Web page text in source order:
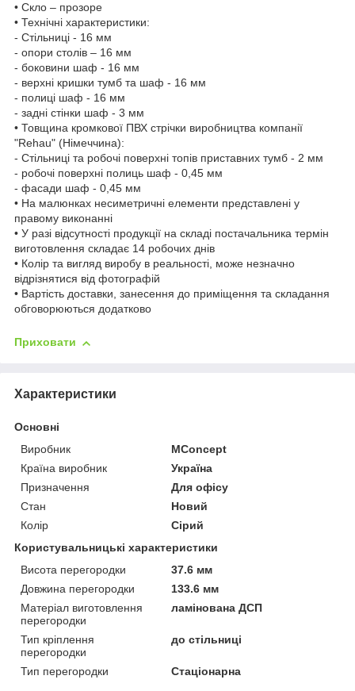
• Скло – прозоре
• Технічні характеристики:
- Стільниці - 16 мм
- опори столів – 16 мм
- боковини шаф - 16 мм
- верхні кришки тумб та шаф - 16 мм
- полиці шаф - 16 мм
- задні стінки шаф - 3 мм
• Товщина кромкової ПВХ стрічки виробництва компанії
"Rehau" (Німеччина):
- Стільниці та робочі поверхні топів приставних тумб - 2 мм
- робочі поверхні полиць шаф - 0,45 мм
- фасади шаф - 0,45 мм
• На малюнках несиметричні елементи представлені у
правому виконанні
• У разі відсутності продукції на складі постачальника термін
виготовлення складає 14 робочих днів
• Колір та вигляд виробу в реальності, може незначно
відрізнятися від фотографій
• Вартість доставки, занесення до приміщення та складання
обговорюються додатково
Приховати
Характеристики
Основні
Виробник
MConcept
Країна виробник
Україна
Призначення
Для офісу
Стан
Новий
Колір
Сірий
Користувальницькі характеристики
Висота перегородки
37.6 мм
Довжина перегородки
133.6 мм
Матеріал виготовлення
перегородки
ламінована ДСП
Тип кріплення
перегородки
до стільниці
Тип перегородки Стаціонарна